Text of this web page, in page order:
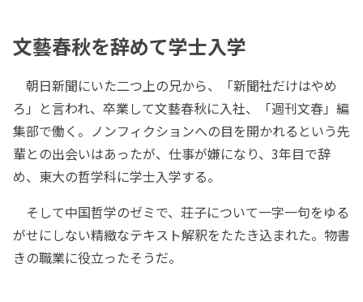
文藝春秋を辞めて学士入学
朝日新聞にいた二つ上の兄から、「新聞社だけはやめ
ろ」と言われ、卒業して文藝春秋に入社、「週刊文春」編
集部で働く。ノンフィクションへの目を開かれるという先
輩との出会いはあったが、仕事が嫌になり、3年目で辞
め、東大の哲学科に学士入学する。
そして中国哲学のゼミで、荘子について一字一句をゆる
がせにしない精緻なテキスト解釈をたたき込まれた。物書
きの職業に役立ったそうだ。